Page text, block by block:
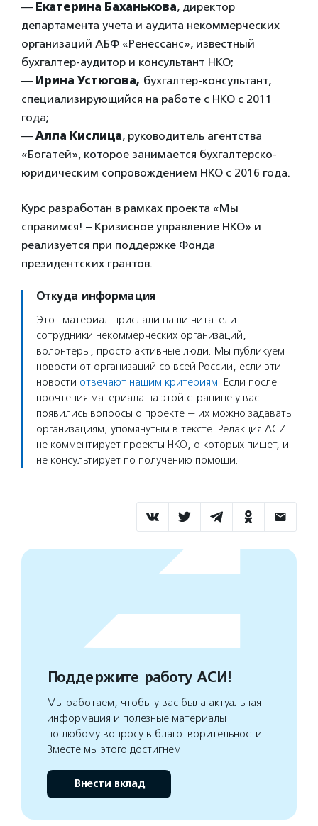
— Екатерина Баханькова, директор
департамента учета и аудита некоммерческих
организаций АБФ «Ренессанс», известный
бухгалтер-аудитор и консультант НКО;
— Ирина Устюгова, бухгалтер-консультант,
специализирующийся на работе с НКО с 2011
года;
— Алла Кислица, руководитель агентства
«Богатей», которое занимается бухгалтерско-
юридическим сопровождением НКО с 2016 года.
Курс разработан в рамках проекта «Мы
справимся! – Кризисное управление НКО» и
реализуется при поддержке Фонда
президентских грантов.
Откуда информация
Этот материал прислали наши читатели —
сотрудники некоммерческих организаций,
волонтеры, просто активные люди. Мы публикуем
новости от организаций со всей России, если эти
новости отвечают нашим критериям. Если после
прочтения материала на этой странице у вас
появились вопросы о проекте — их можно задавать
организациям, упомянутым в тексте. Редакция АСИ
не комментирует проекты НКО, о которых пишет, и
не консультирует по получению помощи.
Поддержите работу АСИ!
Мы работаем, чтобы у вас была актуальная
информация и полезные материалы
по любому вопросу в благотворительности.
Вместе мы этого достигнем
Внести вклад